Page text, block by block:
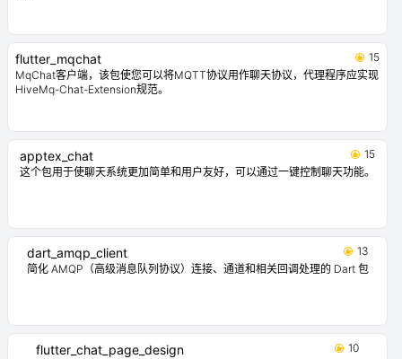
flutter_mqchat
15
MqChat客户端，该包使您可以将MQTT协议用作聊天协议，代理程序应实现
HiveMq-Chat-Extension规范。
apptex_chat
15
这个包用于使聊天系统更加简单和用户友好，可以通过一键控制聊天功能。
dart_amqp_client
13
简化 AMQP（高级消息队列协议）连接、通道和相关回调处理的 Dart 包
flutter_chat_page_design
10